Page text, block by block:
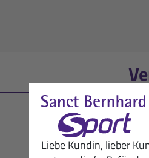
Liebe Kundin, lieber